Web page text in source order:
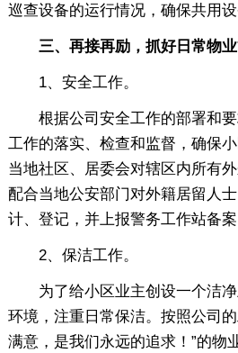
巡查设备的运行情况，确保共用设
三、再接再励，抓好日常物业
1、安全工作。
根据公司安全工作的部署和要
工作的落实、检查和监督，确保
当地社区、居委会对辖区内所有
配合当地公安部门对外籍居留人
计、登记，并上报警务工作站备案
2、保洁工作。
为了给小区业主创设一个洁净
环境，注重日常保洁。按照公司
满意，是我们永远的追求！”的物